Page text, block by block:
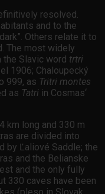
resolved.
and to the
Others relate it to
The most widely
Slavic word trtri
1906; Chaloupecký
999, as Tritri montes
as Tatri in Cosmas‘
km long and 330 m
are divided into
by Ľaliové Saddle; the
and the Belianske
and the only fully
330 caves have been